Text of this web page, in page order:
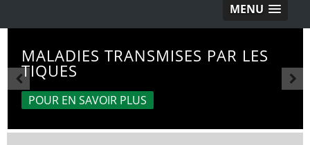
MENU
MALADIES TRANSMISES PAR LES
TIQUES
POUR EN SAVOIR PLUS